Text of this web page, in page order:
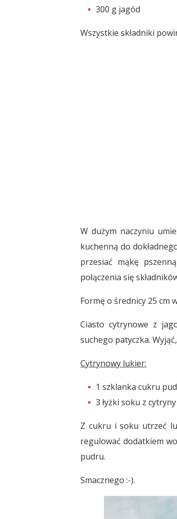
300 g jagód
Wszystkie składniki
W dużym naczyniu
kuchenną do
przesiać mąkę
połączenia się
Formę o średnicy 25 cm
Ciasto cytrynowe z
suchego patyczka.
Cytrynowy lukier:
1 szklanka cukru
3 łyżki soku z cytryny
Z cukru i soku utrzeć
regulować dodatkiem
pudru.
Smacznego :-).